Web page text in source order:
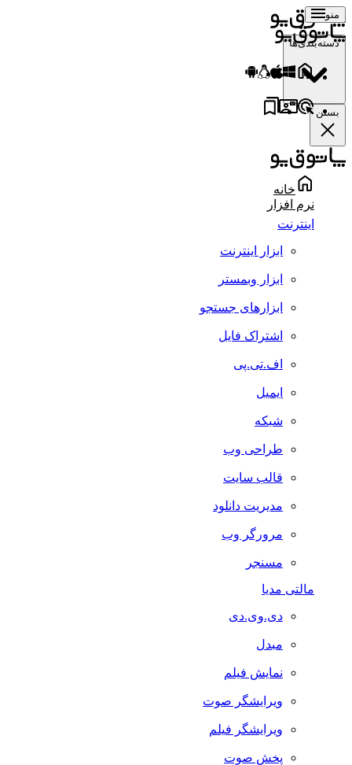
منو
دسته‌بندی‌ها
بستن
خانه
نرم افزار
اینترنت
ابزار اینترنت
ابزار وبمستر
ابزارهای جستجو
اشتراک فایل
اف.تی.پی
ایمیل
شبکه
طراحی وب
قالب سایت
مدیریت دانلود
مرورگر وب
مسنجر
مالتی مدیا
دی.وی.دی
مبدل
نمایش فیلم
ویرایشگر صوت
ویرایشگر فیلم
پخش صوت